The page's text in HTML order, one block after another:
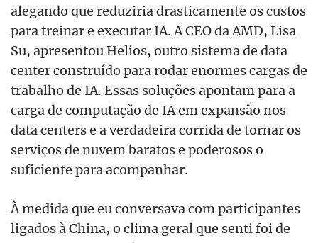
alegando que reduziria drasticamente os custos
para treinar e executar IA. A CEO da AMD, Lisa
Su, apresentou Helios, outro sistema de data
center construído para rodar enormes cargas de
trabalho de IA. Essas soluções apontam para a
carga de computação de IA em expansão nos
data centers e a verdadeira corrida de tornar os
serviços de nuvem baratos e poderosos o
suficiente para acompanhar.
À medida que eu conversava com participantes
ligados à China, o clima geral que senti foi de